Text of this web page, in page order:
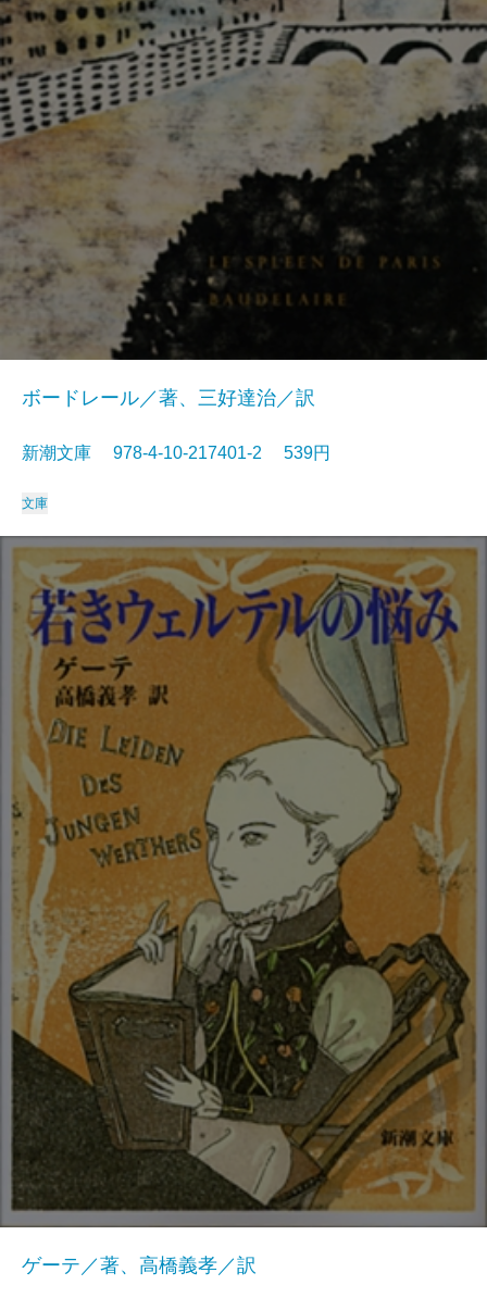
ボードレール／著、三好達治／訳
新潮文庫 978-4-10-217401-2 539円
文庫
ゲーテ／著、高橋義孝／訳